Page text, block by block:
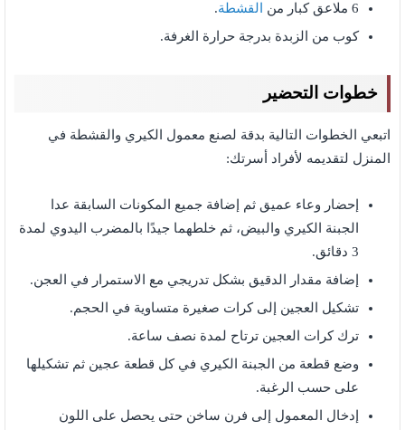
6 ملاعق كبار من
القشطة.
كوب من الزبدة بدرجة حرارة الغرفة.
خطوات التحضير
اتبعي الخطوات التالية بدقة لصنع معمول الكيري والقشطة في
المنزل لتقديمه لأفراد أسرتك:
إحضار وعاء عميق ثم إضافة جميع المكونات السابقة عدا
الجبنة الكيري والبيض، ثم خلطهما جيدًا بالمضرب اليدوي لمدة
3 دقائق.
إضافة مقدار الدقيق بشكل تدريجي مع الاستمرار في العجن.
تشكيل العجين إلى كرات صغيرة متساوية في الحجم.
ترك كرات العجين ترتاح لمدة نصف ساعة.
وضع قطعة من الجبنة الكيري في كل قطعة عجين ثم تشكيلها
على حسب الرغبة.
إدخال المعمول إلى فرن ساخن حتى يحصل على اللون